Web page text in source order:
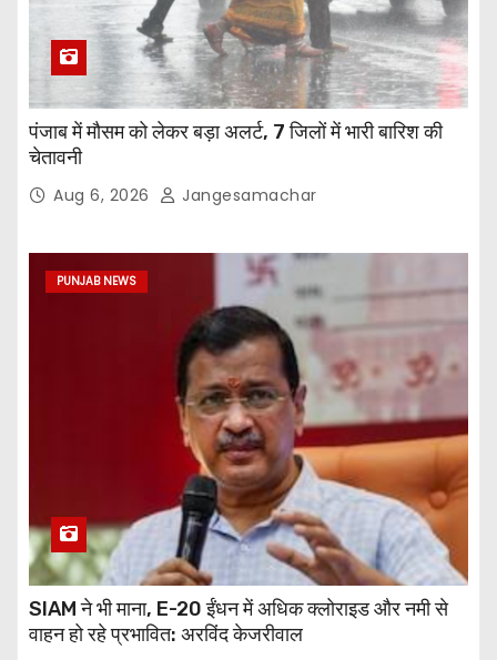
पंजाब में मौसम को लेकर बड़ा अलर्ट, 7 जिलों में भारी बारिश की
चेतावनी
Aug 6, 2026 Jangesamachar
PUNJAB NEWS
SIAM ने भी माना, E-20 ईंधन में अधिक क्लोराइड और नमी से
वाहन हो रहे प्रभावित: अरविंद केजरीवाल